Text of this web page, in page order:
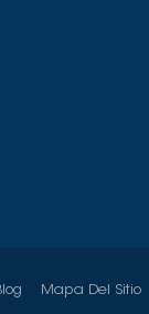
Mapa Del Sitio